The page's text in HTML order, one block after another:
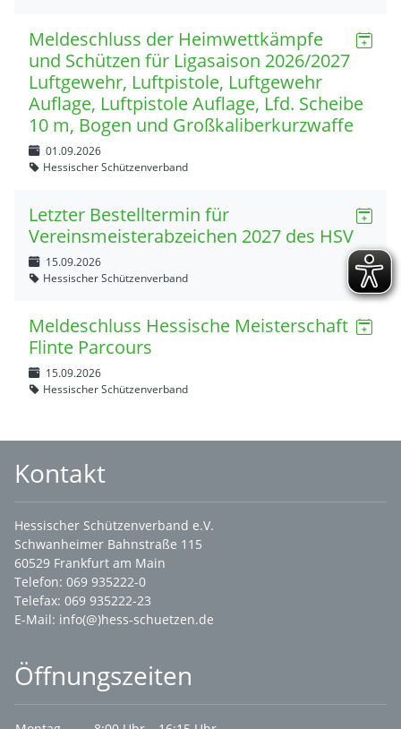
Meldeschluss der Heimwettkämpfe
und Schützen für Ligasaison 2026/2027
Luftgewehr, Luftpistole, Luftgewehr
Auflage, Luftpistole Auflage, Lfd. Scheibe
10 m, Bogen und Großkaliberkurzwaffe
01.09.2026
Hessischer Schützenverband
Letzter Bestelltermin für
Vereinsmeisterabzeichen 2027 des HSV
15.09.2026
Hessischer Schützenverband
Meldeschluss Hessische Meisterschaft
Flinte Parcours
15.09.2026
Hessischer Schützenverband
Kontakt
Hessischer Schützenverband e.V.
Schwanheimer Bahnstraße 115
60529 Frankfurt am Main
Telefon: 069 935222-0
Telefax: 069 935222-23
E-Mail: info(@)hess-schuetzen.de
Öffnungszeiten